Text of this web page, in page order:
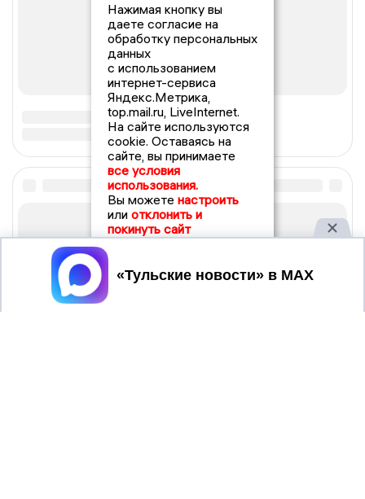
Нажимая кнопку вы
даете согласие на
обработку персональных
данных
с использованием
интернет-сервиса
Яндекс.Метрика,
top.mail.ru, LiveInternet.
На сайте используются
cookie. Оставаясь на
сайте, вы принимаете
все условия
использования.
Вы можете настроить
или отклонить и
покинуть сайт
Принять